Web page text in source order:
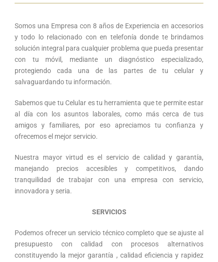
Somos una Empresa con 8 años de Experiencia en accesorios
y todo lo relacionado con en telefonía donde te brindamos
solución integral para cualquier problema que pueda presentar
con tu móvil, mediante un diagnóstico especializado,
protegiendo cada una de las partes de tu celular y
salvaguardando tu información.
Sabemos que tu Celular es tu herramienta que te permite estar
al día con los asuntos laborales, como más cerca de tus
amigos y familiares, por eso apreciamos tu confianza y
ofrecemos el mejor servicio.
Nuestra mayor virtud es el servicio de calidad y garantía,
manejando precios accesibles y competitivos, dando
tranquilidad de trabajar con una empresa con servicio,
innovadora y seria.
SERVICIOS
Podemos ofrecer un servicio técnico completo que se ajuste al
presupuesto con calidad con procesos alternativos
constituyendo la mejor garantía , calidad eficiencia y rapidez